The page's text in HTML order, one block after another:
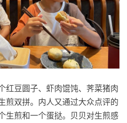
红豆圆子、虾肉馄饨、荠菜猪肉
煎双拼。内人又通过大众点评的
生煎和一个蛋挞。贝贝对生煎感